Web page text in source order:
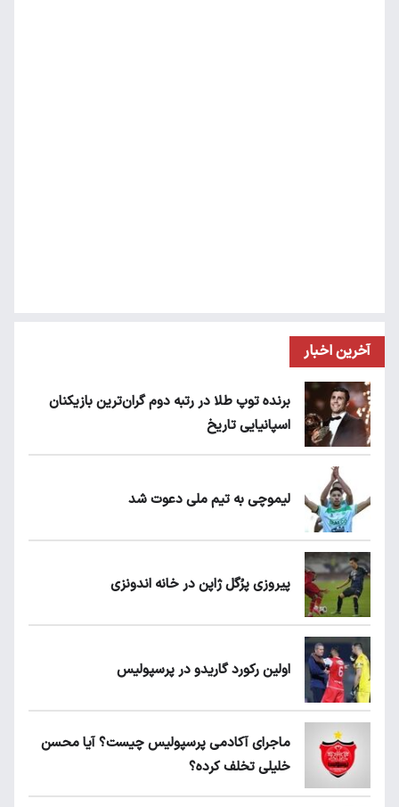
آخرین اخبار
برنده توپ طلا در رتبه دوم گران‌ترین بازیکنان
اسپانیایی تاریخ
لیموچی به تیم ملی دعوت شد
پیروزی پرُگل ژاپن در خانه اندونزی
اولین رکورد گاریدو در پرسپولیس
ماجرای آکادمی پرسپولیس چیست؟ آیا محسن
خلیلی تخلف کرده؟